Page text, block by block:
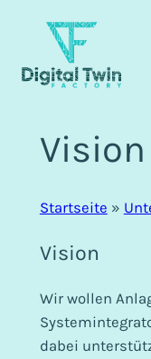
springen
Startseite »
Vision
Wir wollen
dabei